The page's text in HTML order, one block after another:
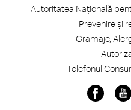
Autoritatea Națională
Prevenire și
Gramaje,
Telefonul